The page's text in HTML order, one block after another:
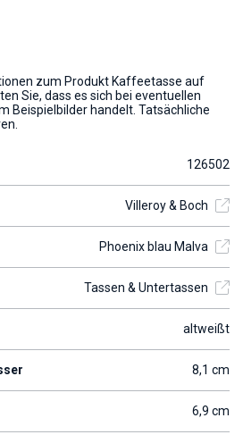
zum Produkt Kaffeetasse auf
Sie, dass es sich bei eventuellen
Beispielbilder handelt. Tatsächliche
126502
Villeroy & Boch
Phoenix blau Malva
Tassen & Untertassen
altweißt
8,1 cm
6,9 cm